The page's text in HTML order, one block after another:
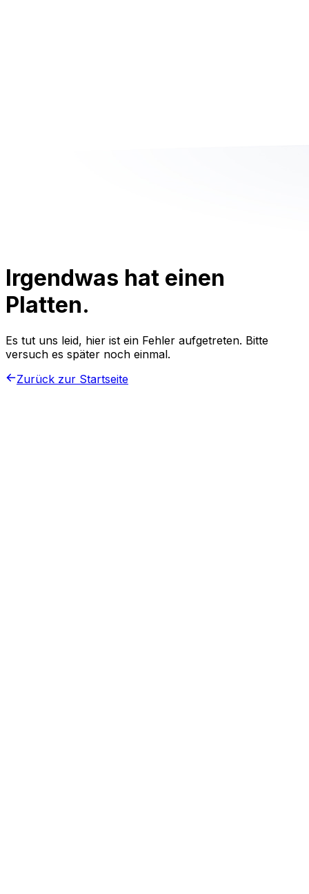
Irgendwas hat einen
Platten.
Es tut uns leid, hier ist ein Fehler aufgetreten. Bitte
versuch es später noch einmal.
Zurück zur Startseite